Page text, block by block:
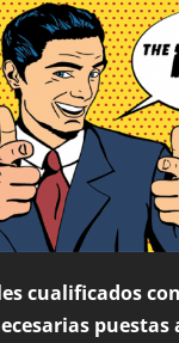
cualificados
puestas